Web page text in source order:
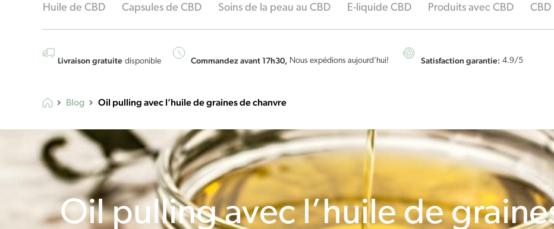
Huile de CBD Capsules de CBD Soins de la peau au CBD E-liquide CBD Produits avec CBD CBD
Livraison gratuite disponible Commandez avant 17h30, Nous expédions aujourd’hui! Satisfaction garantie: 4.9/5
Blog Oil pulling avec l’huile de graines de chanvre
Oil pulling avec l’huile de